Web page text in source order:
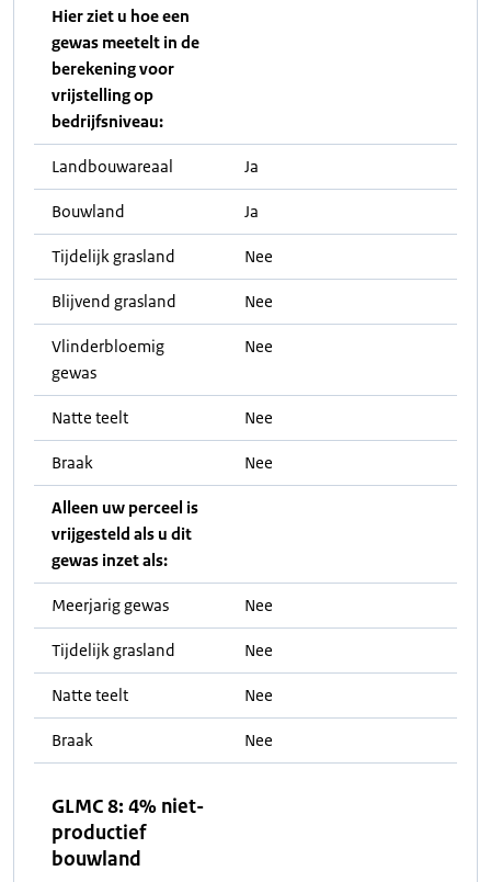
Hier ziet u hoe een
gewas meetelt in de
berekening voor
vrijstelling op
bedrijfsniveau:
Landbouwareaal Ja
Bouwland Ja
Tijdelijk grasland Nee
Blijvend grasland Nee
Vlinderbloemig
gewas
Nee
Natte teelt Nee
Braak Nee
Alleen uw perceel is
vrijgesteld als u dit
gewas inzet als:
Meerjarig gewas Nee
Tijdelijk grasland Nee
Natte teelt Nee
Braak Nee
GLMC 8: 4% niet-
productief
bouwland